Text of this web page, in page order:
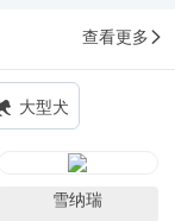
查看更多
大型犬
雪纳瑞